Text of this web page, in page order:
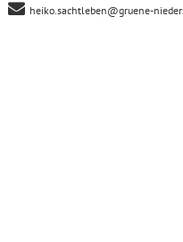
heiko.sachtleben@gruene-